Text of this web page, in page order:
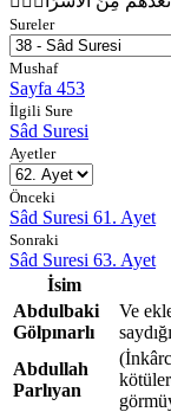
Sureler
Mushaf
Sayfa 453
İlgili Sure
Sâd Suresi
Ayetler
Önceki
Sâd Suresi 61. Ayet
Sonraki
Sâd Suresi 63. Ayet
İsim
Abdulbaki
Gölpınarlı
Ve
Abdullah
Parlıyan